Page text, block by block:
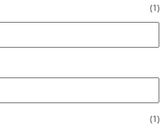
(1)
(1)